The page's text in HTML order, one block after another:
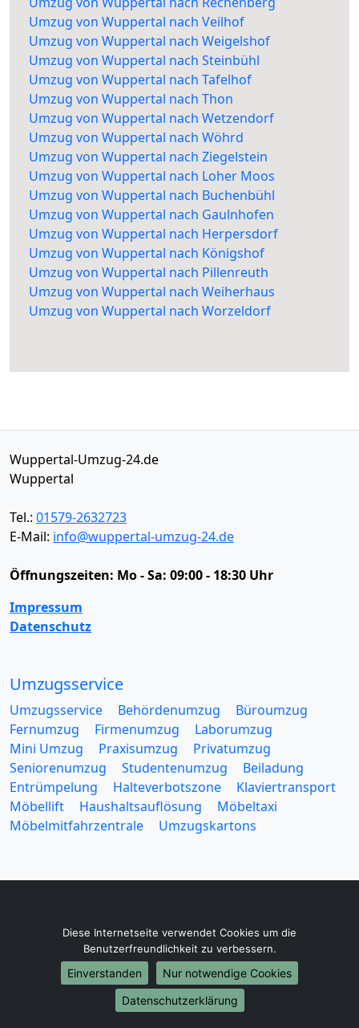
Umzug von Wuppertal nach Veilhof
Umzug von Wuppertal nach Weigelshof
Umzug von Wuppertal nach Steinbühl
Umzug von Wuppertal nach Tafelhof
Umzug von Wuppertal nach Thon
Umzug von Wuppertal nach Wetzendorf
Umzug von Wuppertal nach Wöhrd
Umzug von Wuppertal nach Ziegelstein
Umzug von Wuppertal nach Loher Moos
Umzug von Wuppertal nach Buchenbühl
Umzug von Wuppertal nach Gaulnhofen
Umzug von Wuppertal nach Herpersdorf
Umzug von Wuppertal nach Königshof
Umzug von Wuppertal nach Pillenreuth
Umzug von Wuppertal nach Weiherhaus
Umzug von Wuppertal nach Worzeldorf
Wuppertal-Umzug-24.de
Wuppertal
Tel.: 01579-2632723
E-Mail: info@wuppertal-umzug-24.de
Öffnungszeiten: Mo - Sa: 09:00 - 18:30 Uhr
Impressum
Datenschutz
Umzugsservice
Umzugsservice Behördenumzug
Büroumzug
Fernumzug
Firmenumzug
Laborumzug
Mini Umzug
Praxisumzug
Privatumzug
Seniorenumzug
Studentenumzug
Beiladung
Entrümpelung
Halteverbotszone
Klaviertransport
Möbellift
Haushaltsauflösung
Möbeltaxi
Möbelmitfahrzentrale
Umzugskartons
Europa-Umzüge
Umzug von Wuppertal nach Belarus
Umzug von Wuppertal nach Belgien
Umzug von Wuppertal nach Bulgarien
Umzug von Wuppertal nach Dänemark
Diese Internetseite verwendet Cookies um die
Benutzerfreundlichkeit zu verbessern.
Einverstanden
Nur notwendige Cookies
Datenschutzerklärung